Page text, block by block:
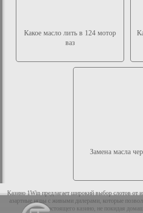
Какое масло лить в 124 мотор
ваз
Замена масла
Казино 1Win предлагает широкий выбор слотов от
азартные игры с живыми дилерами, которые
настоящего казино, не покидая